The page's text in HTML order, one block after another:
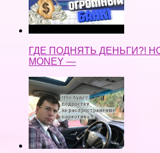
ГДЕ ПОДНЯТЬ ДЕНЬГИ?!
MONEY —